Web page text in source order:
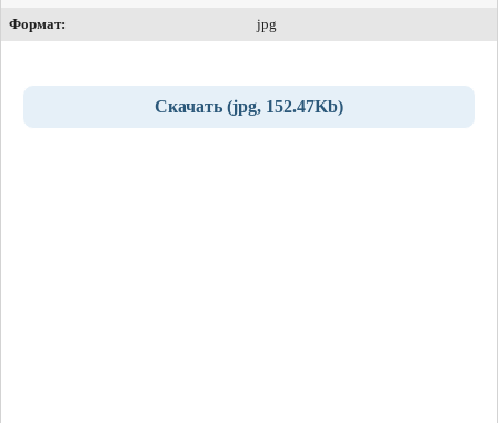
Формат:
jpg
Скачать (jpg, 152.47Kb)